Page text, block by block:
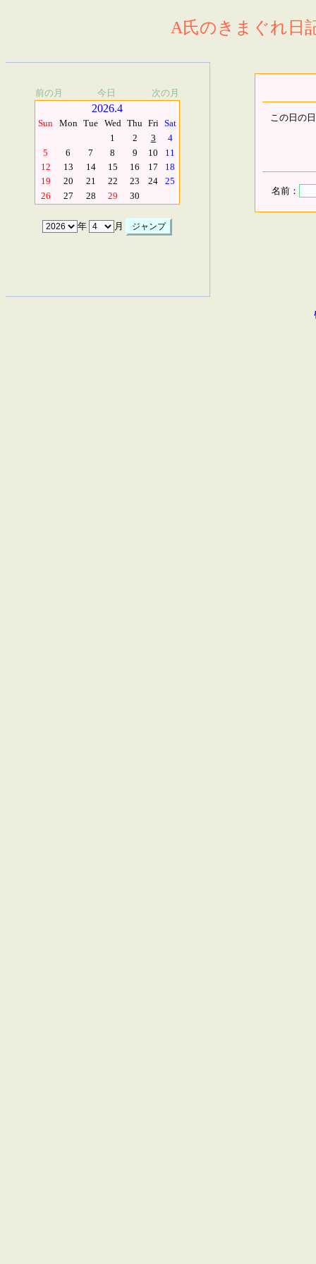
A氏のきまぐれ日
前の月 今日 次の月
2026.4
Sun Mon Tue Wed Thu Fri Sat
1
2 3
4
5
6 7 8 9 10
11
12
13 14 15 16 17
18
19
20 21 22 23 24
25
26
27 28 29 30
年 月
この日の
名前：